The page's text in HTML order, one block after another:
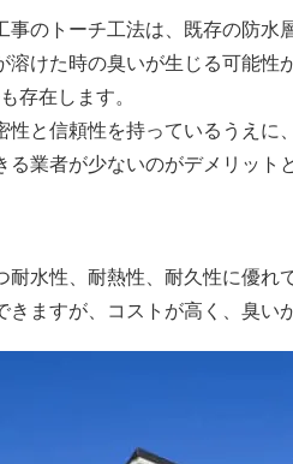
のトーチ工法は、既存の防水
けた時の臭いが生じる可能性
存在します。
と信頼性を持っているうえに
業者が少ないのがデメリット
水性、耐熱性、耐久性に優れ
ますが、コストが高く、臭い